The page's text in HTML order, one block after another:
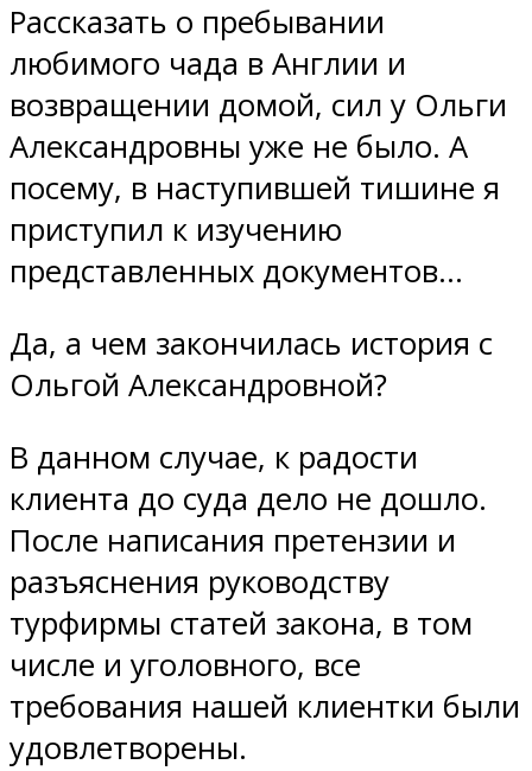
Рассказать о пребывании
любимого чада в Англии и
возвращении домой, сил у Ольги
Александровны уже не было. А
посему, в наступившей тишине я
приступил к изучению
представленных документов…
Да, а чем закончилась история с
Ольгой Александровной?
В данном случае, к радости
клиента до суда дело не дошло.
После написания претензии и
разъяснения руководству
турфирмы статей закона, в том
числе и уголовного, все
требования нашей клиентки были
удовлетворены.